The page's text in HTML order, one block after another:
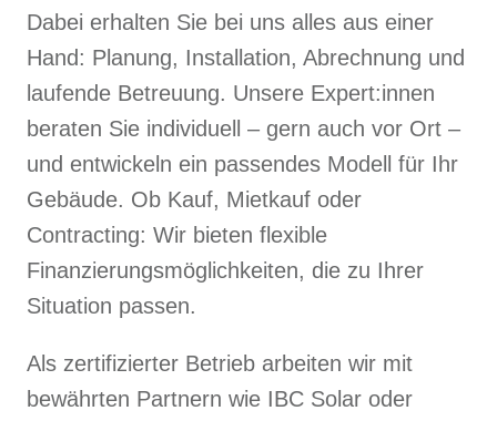
Dabei erhalten Sie bei uns alles aus einer
Hand: Planung, Installation, Abrechnung und
laufende Betreuung. Unsere Expert:innen
beraten Sie individuell – gern auch vor Ort –
und entwickeln ein passendes Modell für Ihr
Gebäude. Ob Kauf, Mietkauf oder
Contracting: Wir bieten flexible
Finanzierungsmöglichkeiten, die zu Ihrer
Situation passen.
Als zertifizierter Betrieb arbeiten wir mit
bewährten Partnern wie IBC Solar oder